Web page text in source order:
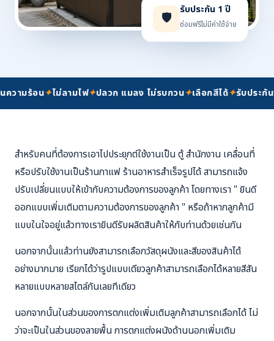
🛡️ รับประกัน 1 ปี
ซ่อมฟรีไม่มีค่าใช้จ่าย
วามร้อน✦ไม่ลามไฟ✦ปลวก แมลง ไม่รบกวน✦เลือกสีได้✦รับประกัน
สำหรับคนที่ต้องการเอาไปประยุกต์ใช้งานเป็น ตู้ สำนักงาน เคลื่อนที่
หรือปรับใช้งานเป็นร้านกาแฟ ร้านอาหารสำเร็จรูปได้ สามารถแจ้ง
ปรับเปลี่ยนแบบให้เข้ากับความต้องการของลูกค้า โดยทางเรา " ยินดี
ออกแบบเพิ่มเติมตามความต้องการของลูกค้า " หรือถ้าหากลูกค้ามี
แบบในใจอยู่แล้วทางเรายินดีรับผลิตสินค้าให้กับท่านด้วยเช่นกัน
นอกจากนั้นแล้วท่านยังสามารถเลือกวัสดุผนังและสีของสินค้าได้
อย่างมากมาย เรียกได้ว่ารูปแบบเดียวลูกค้าสามารถเลือกได้หลายสีสัน
หลายแบบหลายสไตล์กันเลยทีเดียว
นอกจากนั้นในส่วนของการตกแต่งเพิ่มเติมลูกค้าสามารถเลือกได้ ไม่
ว่าจะเป็นในส่วนของลายพื้น การตกแต่งผนังด้านนอกเพิ่มเติม